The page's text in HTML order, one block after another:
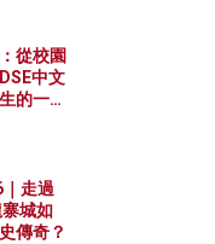
從校園
中文
的一點
走過
城如
傳奇？